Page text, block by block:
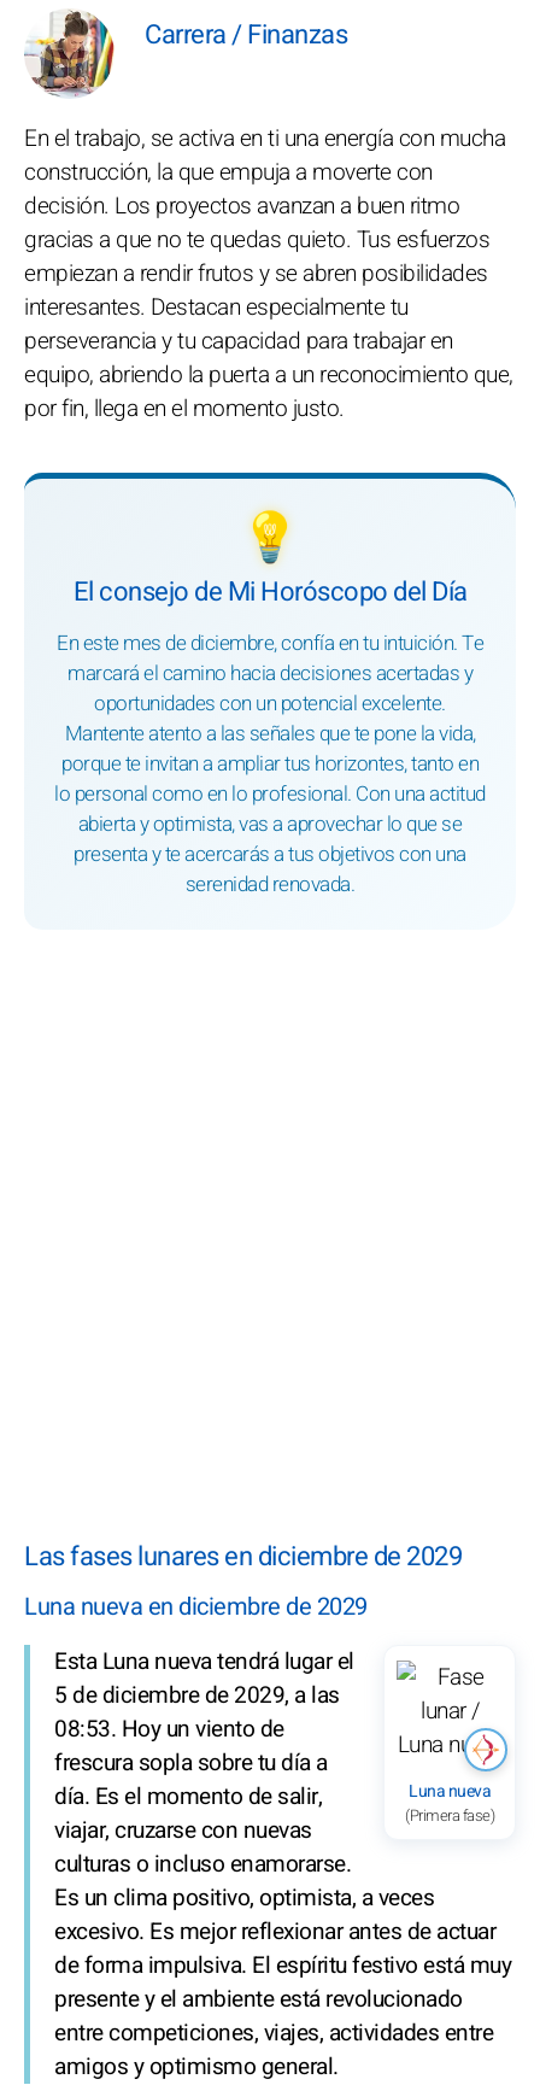
Carrera / Finanzas
En el trabajo, se activa en ti una energía con mucha
construcción, la que empuja a moverte con
decisión. Los proyectos avanzan a buen ritmo
gracias a que no te quedas quieto. Tus esfuerzos
empiezan a rendir frutos y se abren posibilidades
interesantes. Destacan especialmente tu
perseverancia y tu capacidad para trabajar en
equipo, abriendo la puerta a un reconocimiento que,
por fin, llega en el momento justo.
💡
El consejo de Mi Horóscopo del Día
En este mes de diciembre, confía en tu intuición. Te
marcará el camino hacia decisiones acertadas y
oportunidades con un potencial excelente.
Mantente atento a las señales que te pone la vida,
porque te invitan a ampliar tus horizontes, tanto en
lo personal como en lo profesional. Con una actitud
abierta y optimista, vas a aprovechar lo que se
presenta y te acercarás a tus objetivos con una
serenidad renovada.
Las fases lunares en diciembre de 2029
Luna nueva en diciembre de 2029
Luna nueva
(Primera fase)
Esta Luna nueva tendrá lugar el
5 de diciembre de 2029, a las
08:53. Hoy un viento de
frescura sopla sobre tu día a
día. Es el momento de salir,
viajar, cruzarse con nuevas
culturas o incluso enamorarse.
Es un clima positivo, optimista, a veces
excesivo. Es mejor reflexionar antes de actuar
de forma impulsiva. El espíritu festivo está muy
presente y el ambiente está revolucionado
entre competiciones, viajes, actividades entre
amigos y optimismo general.